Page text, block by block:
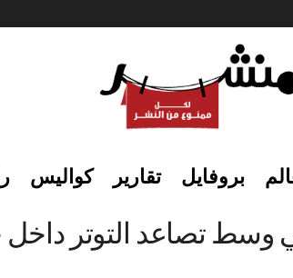
بروفايل تقارير كواليس
وسط تصاعد التوتر داخل